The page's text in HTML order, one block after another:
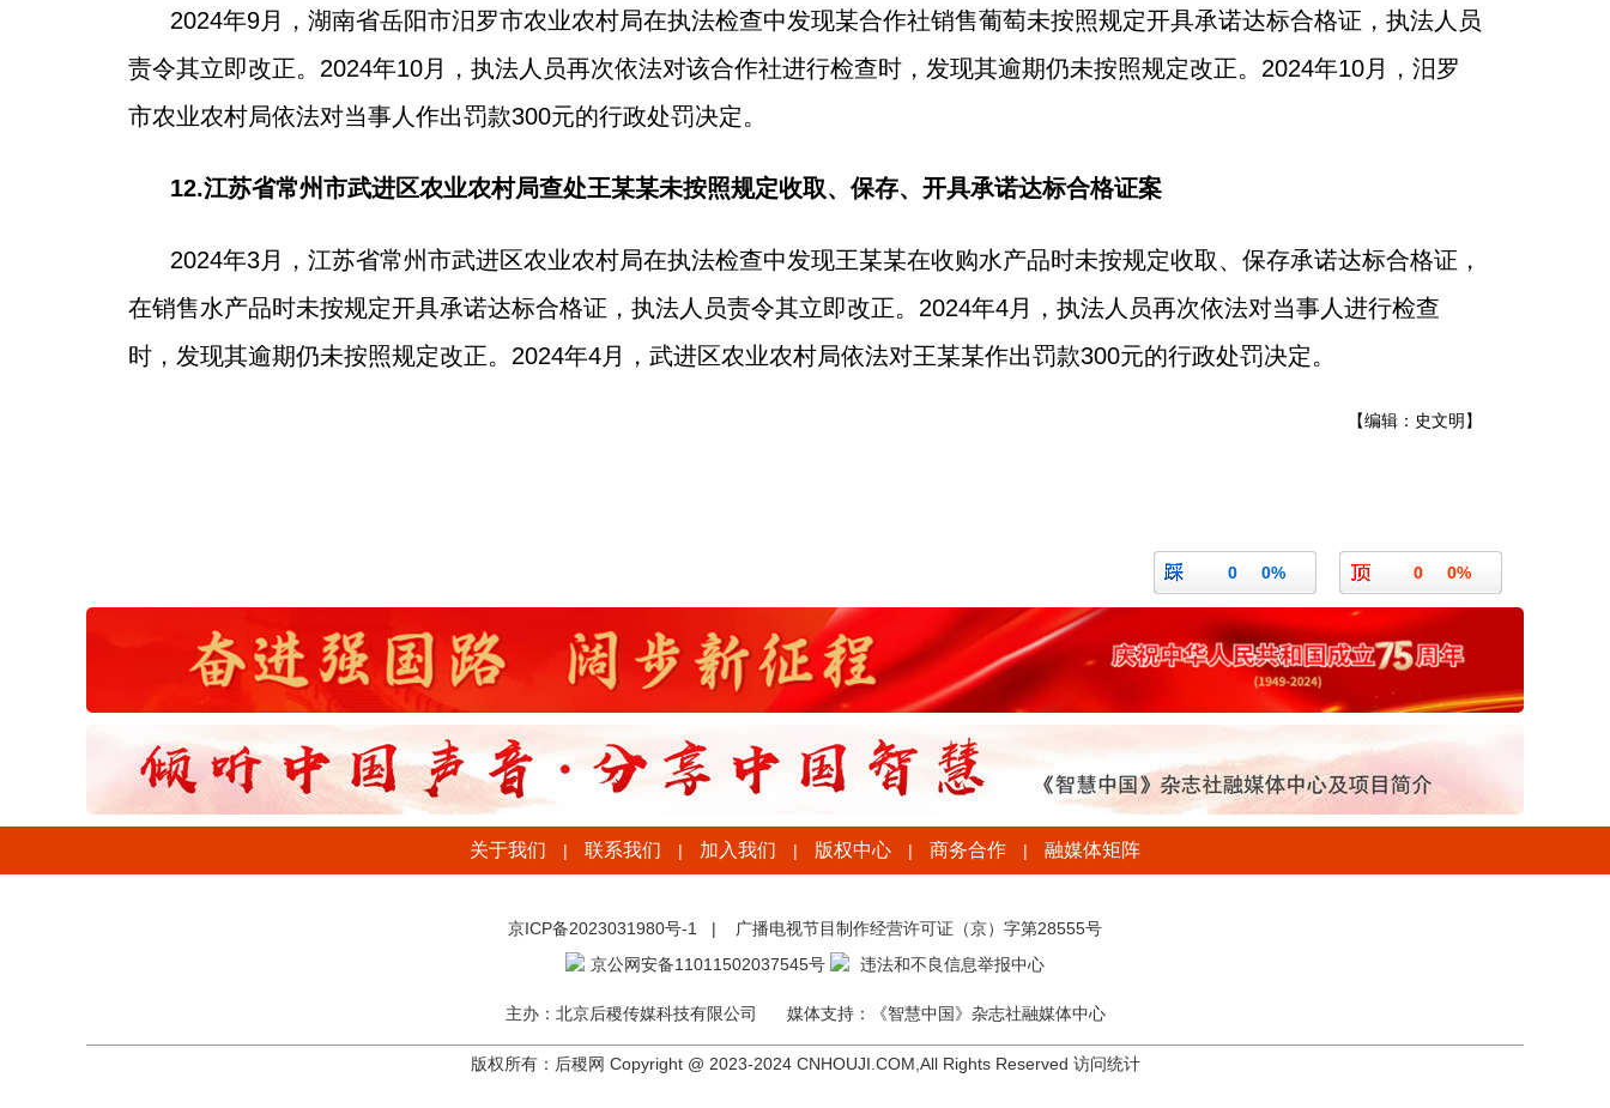
2024年9月，湖南省岳阳市汨罗市农业农村局在执法检查中发现某合作社销售葡萄未按照规定开具承诺达标合格证，执法人员
责令其立即改正。2024年10月，执法人员再次依法对该合作社进行检查时，发现其逾期仍未按照规定改正。2024年10月，汨罗
市农业农村局依法对当事人作出罚款300元的行政处罚决定。
12.江苏省常州市武进区农业农村局查处王某某未按照规定收取、保存、开具承诺达标合格证案
2024年3月，江苏省常州市武进区农业农村局在执法检查中发现王某某在收购水产品时未按规定收取、保存承诺达标合格证，
在销售水产品时未按规定开具承诺达标合格证，执法人员责令其立即改正。2024年4月，执法人员再次依法对当事人进行检查
时，发现其逾期仍未按照规定改正。2024年4月，武进区农业农村局依法对王某某作出罚款300元的行政处罚决定。
【编辑：史文明】
0 0%
0 0%
关于我们 | 联系我们 | 加入我们 | 版权中心 | 商务合作 | 融媒体矩阵
京ICP备2023031980号-1 |
广播电视节目制作经营许可证（京）字第28555号
京公网安备11011502037545号
违法和不良信息举报中心
主办：北京后稷传媒科技有限公司 媒体支持：《智慧中国》杂志社融媒体中心
版权所有：后稷网 Copyright @ 2023-2024 CNHOUJI.COM,All Rights Reserved 访问统计